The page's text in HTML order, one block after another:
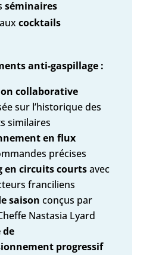
séminaires
cocktails
anti-gaspillage :
collaborative
sur l’historique des
similaires
en flux
précises
en circuits courtsavec
franciliens
saison conçus par
Nastasia Lyard
de
progressif